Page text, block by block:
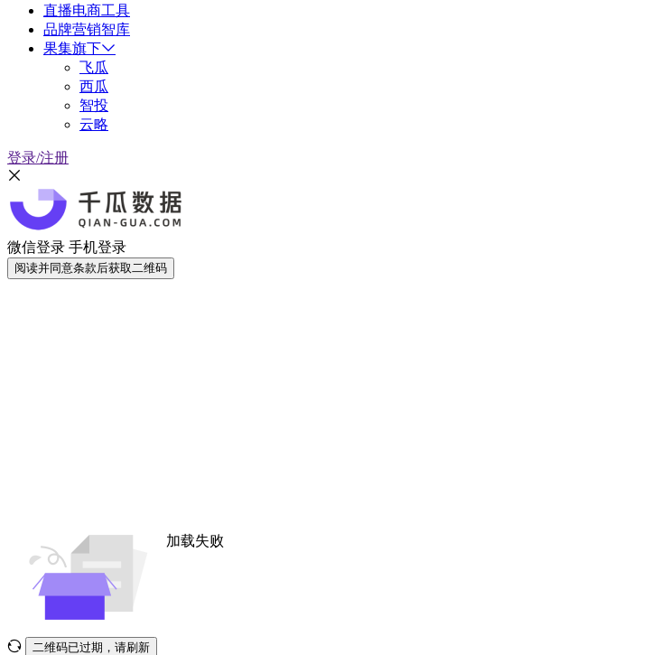
直播电商工具
品牌营销智库
果集旗下
飞瓜
西瓜
智投
云略
登录/注册
微信登录 手机登录
阅读并同意条款后获取二维码
加载失败
二维码已过期，请刷新